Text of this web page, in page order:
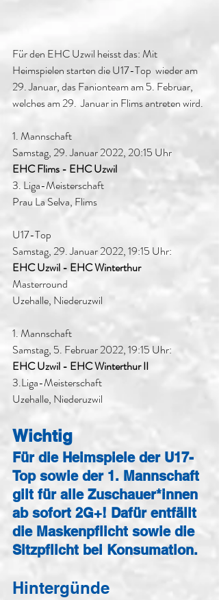
Für den EHC Uzwil heisst das: Mit
Heimspielen starten die U17-Top  wieder am
29. Januar, das Fanionteam am 5. Februar,
welches am 29.  Januar in Flims antreten wird.
1. Mannschaft
Samstag, 29. Januar 2022, 20:15 Uhr
EHC Flims - EHC Uzwil
3. Liga-Meisterschaft
Prau La Selva, Flims
U17-Top
Samstag, 29. Januar 2022, 19:15 Uhr:
EHC Uzwil - EHC Winterthur
Masterround
Uzehalle, Niederuzwil
1. Mannschaft
Samstag, 5. Februar 2022, 19:15 Uhr:
EHC Uzwil - EHC Winterthur II
3.Liga-Meisterschaft
Uzehalle, Niederuzwil
Wichtig
Für die Heimspiele der U17-
Top sowie der 1. Mannschaft
gilt für alle Zuschauer*innen
ab sofort 2G+! Dafür entfällt
die Maskenpflicht sowie die
Sitzpflicht bei Konsumation.
Hintergünde